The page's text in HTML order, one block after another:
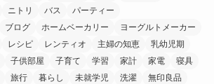
ニトリ バス
パーティー
ブログ ホームベーカリー
ヨーグルトメーカー
レシピ レンティオ 主婦の知恵
乳幼児期
子供部屋 子育て 学習 家計 家電
寝具
旅行 暮らし 未就学児 洗濯
無印良品